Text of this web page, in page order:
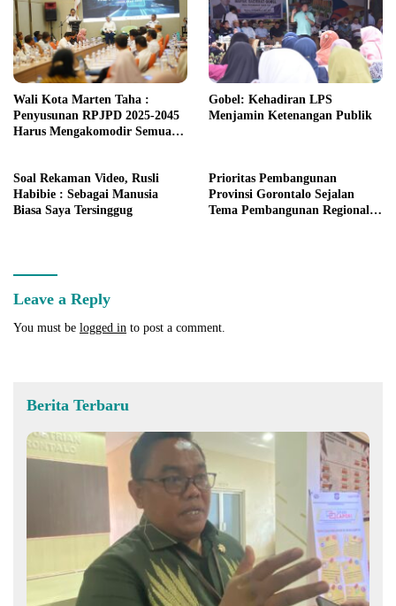
Wali Kota Marten Taha :
Penyusunan RPJPD 2025-2045
Harus Mengakomodir Semua
Gobel: Kehadiran LPS
Menjamin Ketenangan Publik
Soal Rekaman Video, Rusli
Habibie : Sebagai Manusia
Biasa Saya Tersinggug
Prioritas Pembangunan
Provinsi Gorontalo Sejalan
Tema Pembangunan Regional
Leave a Reply
You must be logged in to post a comment.
Berita Terbaru